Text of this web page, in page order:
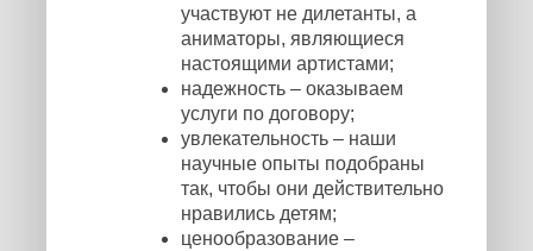
участвуют не дилетанты, а
аниматоры, являющиеся
настоящими артистами;
надежность – оказываем
услуги по договору;
увлекательность – наши
научные опыты подобраны
так, чтобы они действительно
нравились детям;
ценообразование –